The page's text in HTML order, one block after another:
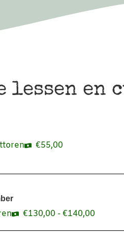
lessen en
€55,00
€130,00 -€140,00